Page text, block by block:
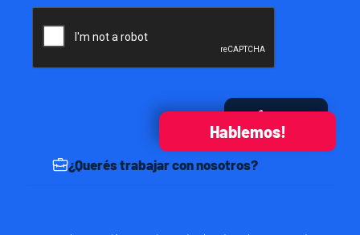
Hablemos!
¿Querés trabajar con nosotros?
Enviar